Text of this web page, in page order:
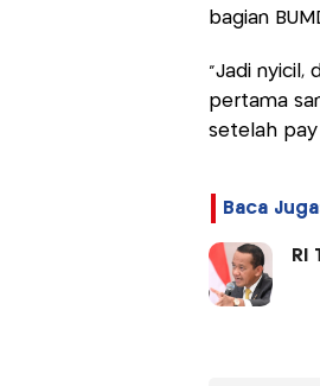
bagian
”Jadi nyicil,
pertama
setelah pay
Baca
RI